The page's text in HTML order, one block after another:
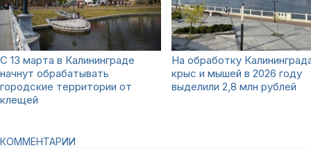
С 13 марта в Калининграде
начнут обрабатывать
городские территории от
клещей
На обработку
крыс и мышей в 2026 году
выделили 2,8 млн рублей
КОММЕНТАРИИ